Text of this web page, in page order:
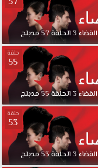
القضاء3 الحلقة57مدبلج
حلقة
55
القضاء3 الحلقة55مدبلج
حلقة
53
القضاء3 الحلقة53مدبلج